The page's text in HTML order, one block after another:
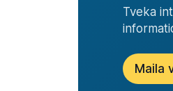
Tveka
Maila